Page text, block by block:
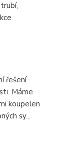
řešení
Máme
koupelen
sy...